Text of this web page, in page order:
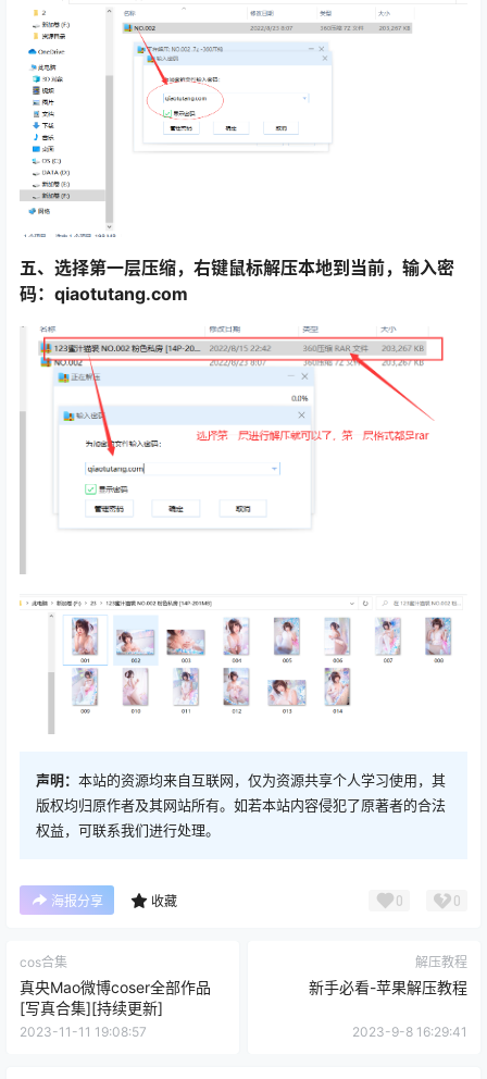
五、选择第一层压缩，右键鼠标解压本地到当前，输入密
码：qiaotutang.com
声明： 本站的资源均来自互联网，仅为资源共享个人学习使用，其
版权均归原作者及其网站所有。如若本站内容侵犯了原著者的合法
权益，可联系我们进行处理。
海报分享 收藏 0 0
cos合集
真央Mao微博coser全部作品
[写真合集][持续更新]
2023-11-11 19:08:57
解压教程
新手必看-苹果解压教程
2023-9-8 16:29:41